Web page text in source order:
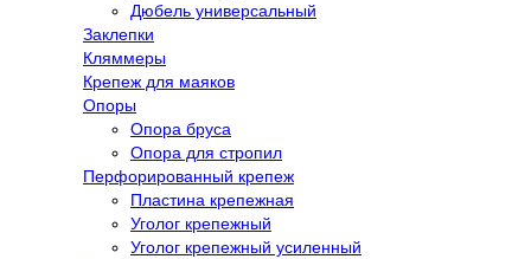
Дюбель универсальный
Заклепки
Кляммеры
Крепеж для маяков
Опоры
Опора бруса
Опора для стропил
Перфорированный крепеж
Пластина крепежная
Уголог крепежный
Уголог крепежный усиленный